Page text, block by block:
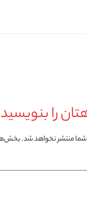
را بنویسید
شما منتشر نخواهد شد.